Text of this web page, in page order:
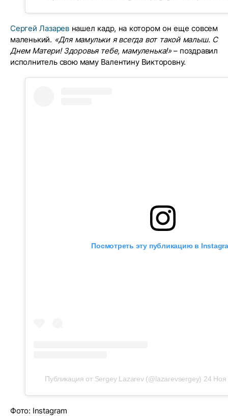
Сергей Лазаревнашел кадр, на котором он еще совсем
маленький. «Для мамульки я всегда вот такой малыш. С
Днем Матери! Здоровья тебе, мамуленька!»– поздравил
исполнитель свою маму Валентину Викторовну.
Посмотреть эту публикацию в
Публикация от Sergey Lazarev (@lazarevsergey) 24 Ноя
Фото: Instagram